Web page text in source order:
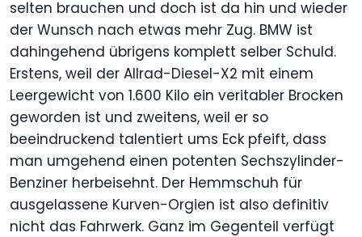
selten brauchen und doch ist da hin und wieder
der Wunsch nach etwas mehr Zug. BMW ist
dahingehend übrigens komplett selber Schuld.
Erstens, weil der Allrad-Diesel-X2 mit einem
Leergewicht von 1.600 Kilo ein veritabler Brocken
geworden ist und zweitens, weil er so
beeindruckend talentiert ums Eck pfeift, dass
man umgehend einen potenten Sechszylinder-
Benziner herbeisehnt. Der Hemmschuh für
ausgelassene Kurven-Orgien ist also definitiv
nicht das Fahrwerk. Ganz im Gegenteil verfügt